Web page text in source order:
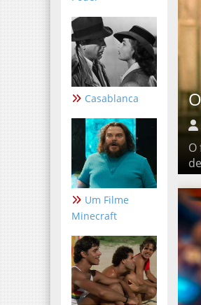
Casablanca
Um Filme
Minecraft
O